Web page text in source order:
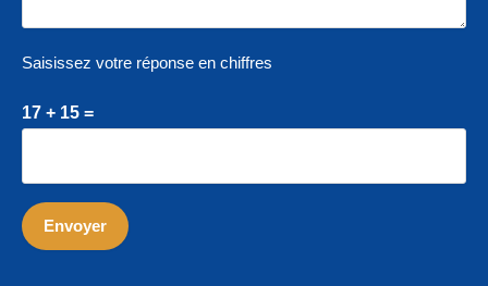
Saisissez votre réponse en chiffres
17 + 15 =